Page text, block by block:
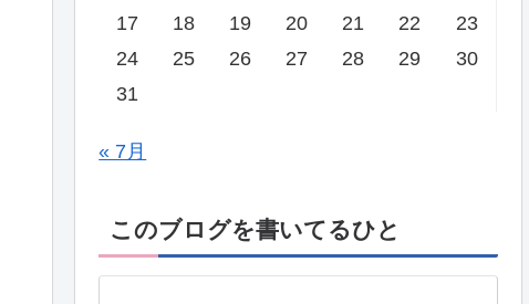
17
18 19 20 21 22
23
24
25 26 27 28 29
30
31
« 7月
このブログを書いてるひと